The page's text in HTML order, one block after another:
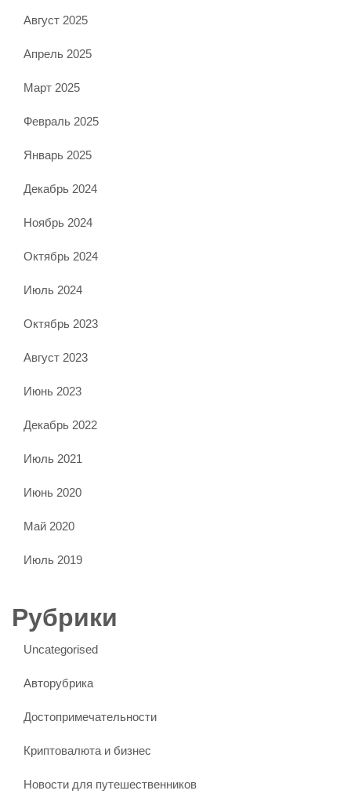
Август 2025
Апрель 2025
Март 2025
Февраль 2025
Январь 2025
Декабрь 2024
Ноябрь 2024
Октябрь 2024
Июль 2024
Октябрь 2023
Август 2023
Июнь 2023
Декабрь 2022
Июль 2021
Июнь 2020
Май 2020
Июль 2019
Рубрики
Uncategorised
Авторубрика
Достопримечательности
Криптовалюта и бизнес
Новости для путешественников